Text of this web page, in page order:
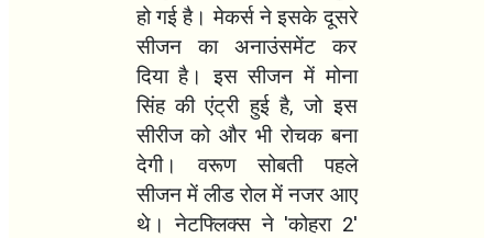
हो गई है। मेकर्स ने इसके दूसरे
सीजन का अनाउंसमेंट कर
दिया है। इस सीजन में मोना
सिंह की एंट्री हुई है,जो इस
सीरीज को और भी रोचक बना
देगी।
वरूण सोबती पहले
सीजन में लीड रोल में नजर आए
थे। नेटफ्लिक्स ने 'कोहरा 2'